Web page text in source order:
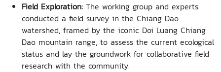
Field Exploration: The working group and experts
conducted a field survey in the Chiang Dao
watershed, framed by the iconic Doi Luang Chiang
Dao mountain range, to assess the current ecological
status and lay the groundwork for collaborative field
research with the community.